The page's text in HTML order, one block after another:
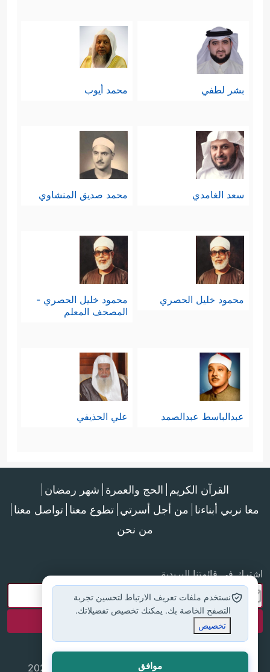
بشر لطفي محمد أيوب
سعد الغامدي محمد صديق المنشاوي
محمود خليل الحصري
محمود خليل الحصري -
المصحف المعلم
عبدالباسط عبدالصمد علي الحذيفي
القرآن الكريم الحج والعمرة شهر رمضان
معا نربي أبناءنا من أجل أسرتي تطوع معنا تواصل معنا
من نحن
اشترك في قائمتنا البريدية
جميع الحقوق محفوظة لموقع إسلام أون لاين © 2025
نستخدم ملفات تعريف الارتباط لتحسين تجربة
التصفح الخاصة بك. يمكنك تخصيص تفضيلاتك.
تخصيص
موافق